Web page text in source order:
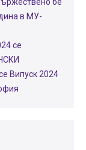
бе
в МУ-
се
Випуск 2024